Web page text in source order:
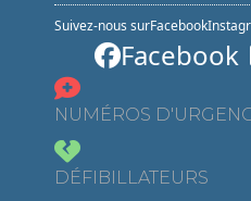
Suivez-nous surFacebook
Facebook
NUMÉROS
DÉFIBILLATEURS